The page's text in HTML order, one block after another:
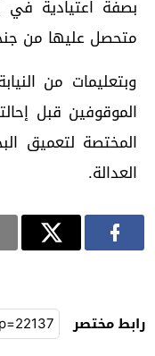
بصفة اعتيادية في
متحصل عليها من
وبتعليمات من
الموقوفين قبل
المختصة لتعميق
العدالة.
رابط مختصر